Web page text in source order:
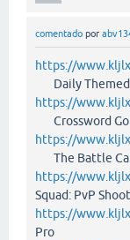
comentado por
https://
Daily
https://
Crossword
https://
The Battle
https://
Squad: PvP
https://
Pro